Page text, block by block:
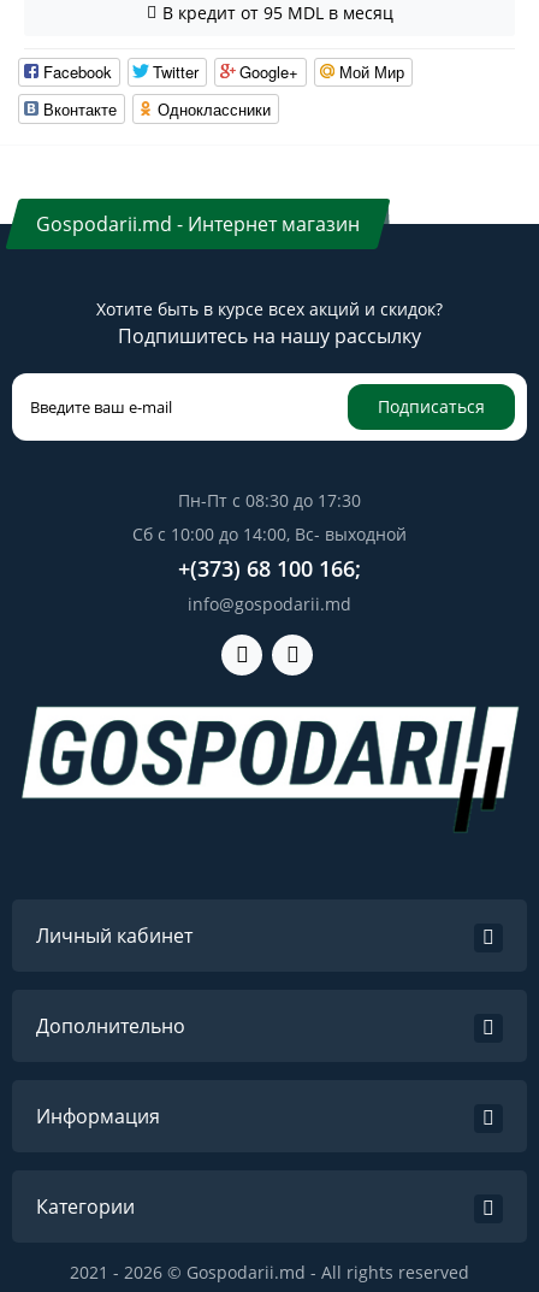
В кредит от 95 MDL в месяц
Facebook Twitter Google+
Мой Мир
Вконтакте
Одноклассники
Gospodarii.md - Интернет магазин
Хотите быть в курсе всех акций и скидок?
Подпишитесь на нашу рассылку
Подписаться
Пн-Пт с 08:30 до 17:30
Сб с 10:00 до 14:00, Вс- выходной
+(373) 68 100 166;
info@gospodarii.md
Личный кабинет
Дополнительно
Информация
Категории
2021 - 2026 © Gospodarii.md - All rights reserved